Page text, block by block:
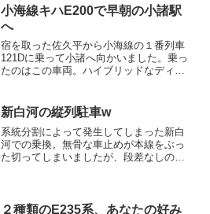
ある成田線の方が複線になっているので
「どっちが本線だ？」みた...
小海線キハE200で早朝の小諸駅
へ
宿を取った佐久平から小海線の１番列車
121Dに乗って小諸へ向かいました。乗っ
たのはこの車両。ハイブリッドなディー
登場した車両ながら最近デビューしたハ
イブリッドな後輩車両よりも静かな感じ
がしたのは気のせい？
新白河の縦列駐車w
系統分割によって発生してしまった新白
河での乗換。無骨な車止めが本線をぶっ
た切ってしまいましたが、段差なしの乗
２種類のE235系、あなたの好み